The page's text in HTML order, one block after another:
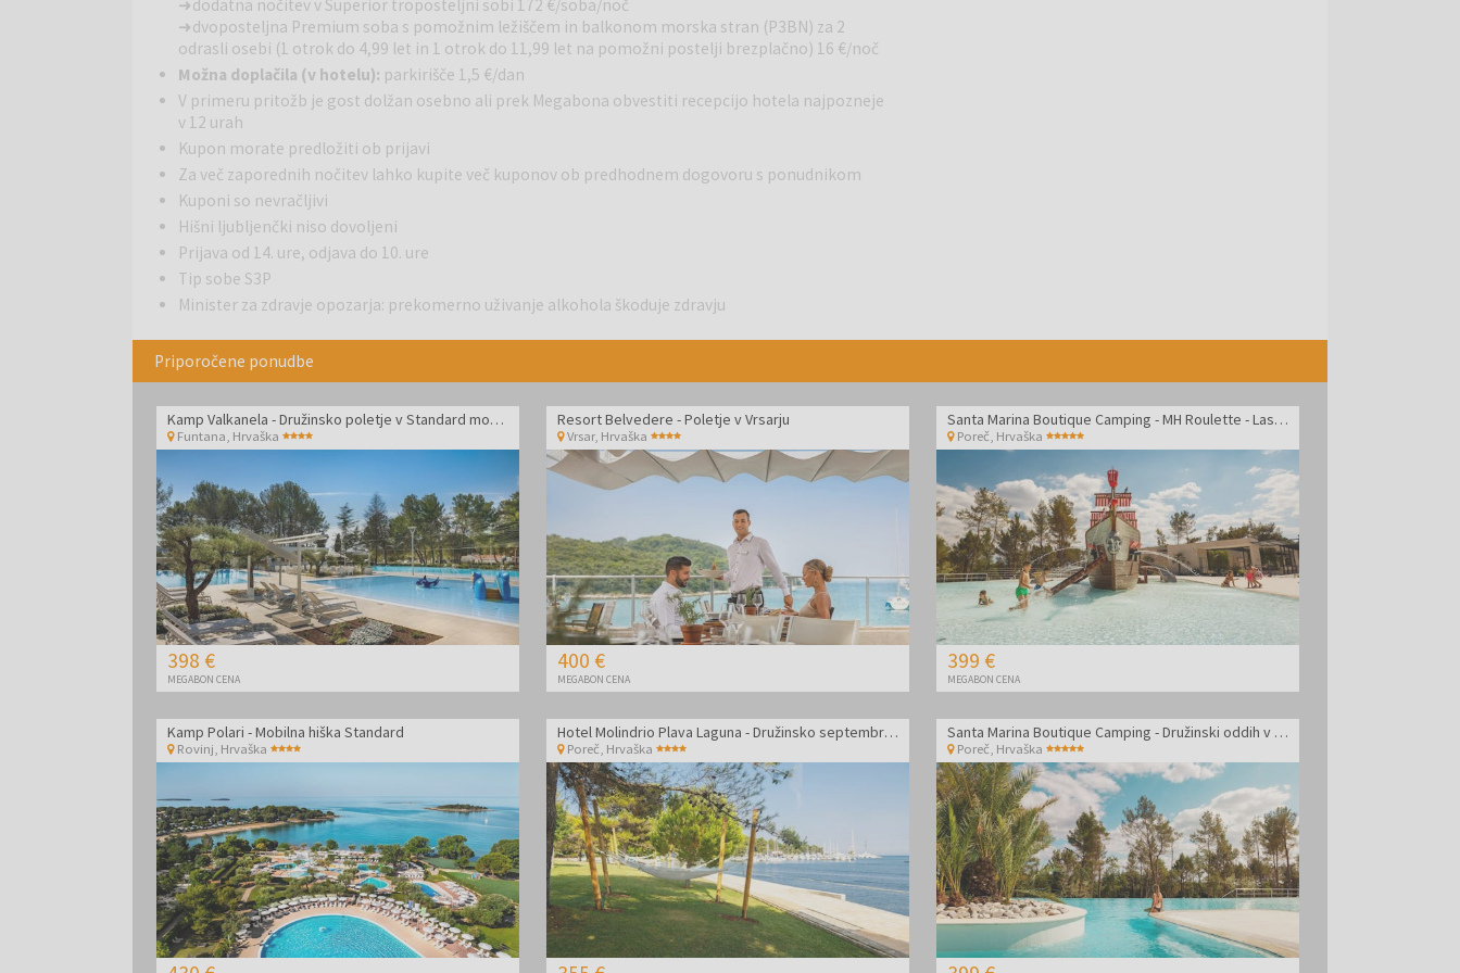
Umag šteje za vrata Istre iz Evrope. Takoj po prihodu v mesto boste opazili njegove čari. Takoj, ko zagledate te
neskončne mediteranske pejsaže in začutite vonj Jadranskega morja v zraku, boste vedeli, da se nahajate na
posebnem mestu.
Tipi sob:E2BPF - Dvoposteljna Economy soba: francoska postelja, balkon, pogled park, cca 23 m2C2BP -
Dvoposteljna Classic soba: balkon, pogled park, cca 25 m2 S3P - Dvoposteljna Superior soba: dve postelji +
pomožno ležišče, pogled park, cca 31,5 m2S3BP - Dvoposteljna Superior soba: dve postelji + pomožno ležišče,
balkon, pogled park, cca 31,5 m2P3BN - Dvoposteljna Premium soba: dve postelji + pomožno ležišče, balkon,
morska stran, cca 31,5 m2F4BP - Družinska soba: balkon, stran park, cca 31,5 m2
➜ dodatna nočitev v Superior troposteljni sobi 172 €/soba/noč
➜ dvoposteljna Premium soba s pomožnim ležiščem in balkonom morska stran (P3BN) za 2
odrasli osebi (1 otrok do 4,99 let in 1 otrok do 11,99 let na pomožni postelji brezplačno) 16 €/noč
Možna doplačila (v hotelu): parkirišče 1,5 €/dan
V primeru pritožb je gost dolžan osebno ali prek Megabona obvestiti recepcijo hotela najpozneje
v 12 urah
Kupon morate predložiti ob prijavi
Za več zaporednih nočitev lahko kupite več kuponov ob predhodnem dogovoru s ponudnikom
Kuponi so nevračljivi
Hišni ljubljenčki niso dovoljeni
Prijava od 14. ure, odjava do 10. ure
Tip sobe S3P
Minister za zdravje opozarja: prekomerno uživanje alkohola škoduje zdravju
Priporočene ponudbe
Kamp Valkanela - Družinsko poletje v Standard mobilni hiški
Funtana, Hrvaška
398 €
MEGABON CENA
Resort Belvedere - Poletje v Vrsarju
Vrsar, Hrvaška
400 €
MEGABON CENA
Santa Marina Boutique Camping - MH Roulette - Last minute družinski oddih v Poreču
Poreč, Hrvaška
399 €
MEGABON CENA
Kamp Polari - Mobilna hiška Standard
Rovinj, Hrvaška
Hotel Molindrio Plava Laguna - Družinsko septembrsko poletje v Poreču
Poreč, Hrvaška
Santa Marina Boutique Camping - Družinski oddih v Poreču
Poreč, Hrvaška